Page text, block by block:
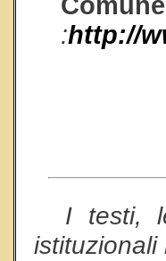
:http://
I testi,